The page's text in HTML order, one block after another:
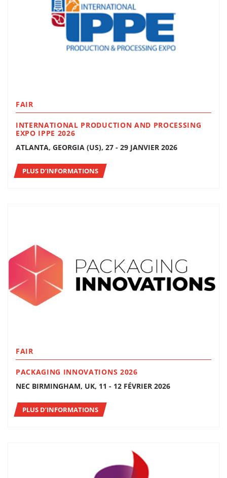
FAIR
INTERNATIONAL PRODUCTION AND PROCESSING
EXPO IPPE 2026
ATLANTA, GEORGIA (US), 27 - 29 JANVIER 2026
PLUS D’INFORMATIONS
FAIR
PACKAGING INNOVATIONS 2026
NEC BIRMINGHAM, UK, 11 - 12 FÉVRIER 2026
PLUS D’INFORMATIONS